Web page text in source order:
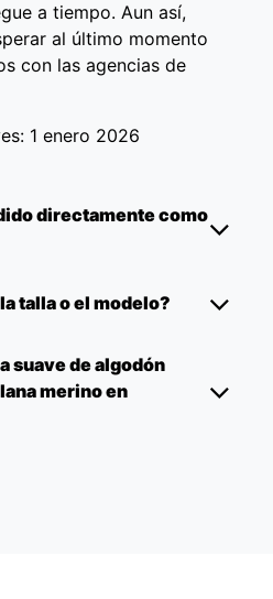
a tiempo. Aun así,
al último momento
con las agencias de
1 enero 2026
directamente como
talla o el modelo?
suave de algodón
merino en